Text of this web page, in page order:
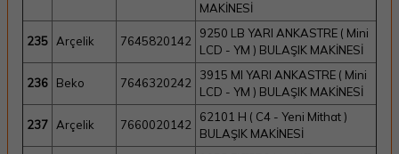
MAKİNESİ
235 Arçelik 7645820142
9250 LB YARI ANKASTRE ( Mini
LCD - YM ) BULAŞIK MAKİNESİ
236 Beko 7646320242
3915 MI YARI ANKASTRE ( Mini
LCD - YM ) BULAŞIK MAKİNESİ
237 Arçelik 7660020142
62101 H ( C4 - Yeni Mithat )
BULAŞIK MAKİNESİ